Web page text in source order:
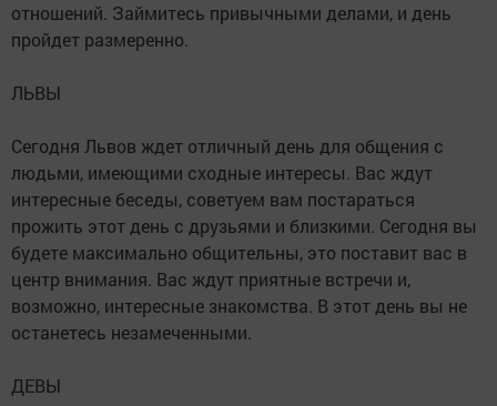
отношений. Займитесь привычными делами, и день
пройдет размеренно.
ЛЬВЫ
Сегодня Львов ждет отличный день для общения с
людьми, имеющими сходные интересы. Вас ждут
интересные беседы, советуем вам постараться
прожить этот день с друзьями и близкими. Сегодня вы
будете максимально общительны, это поставит вас в
центр внимания. Вас ждут приятные встречи и,
возможно, интересные знакомства. В этот день вы не
останетесь незамеченными.
ДЕВЫ